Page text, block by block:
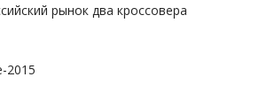
рынок два кроссовера
2015